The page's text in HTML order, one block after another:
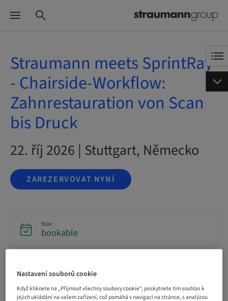
Straumann meets SprintRay
- Chairside-Workflow:
Zahnrestauration von Scan
bis Druck
22. říj 2026 | Stuttgart, Německo
ZAREZERVOVAT NYNÍ
Stav
bookable
22. říj 2026 (UTC+1)
Nastavení souborů cookie
Když kliknete na „Přijmout všechny soubory cookie“, poskytnete tím souhlas k
jejich ukládání na vašem zařízení, což pomáhá s navigací na stránce, s analýzou